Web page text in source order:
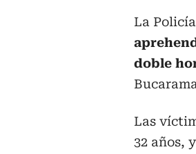
La
doble
Las
32 años,